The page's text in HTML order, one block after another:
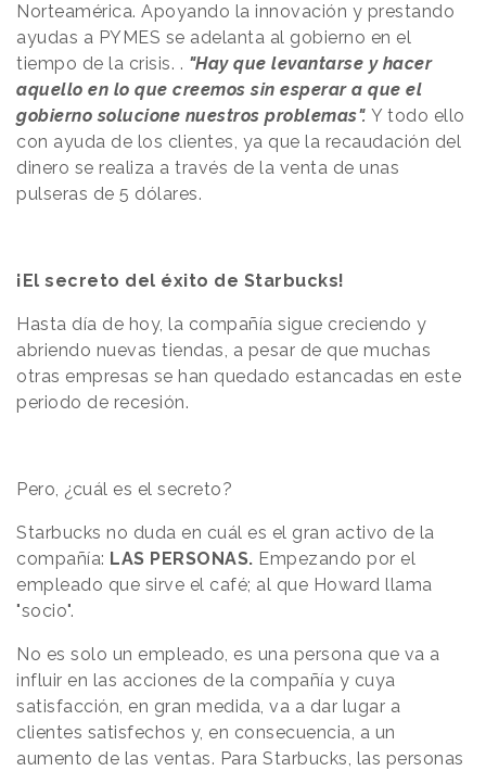
Norteamérica. Apoyando la innovación y prestando
ayudas a PYMES se adelanta al gobierno en el
tiempo de la crisis. . "Hay que levantarse y hacer
aquello en lo que creemos sin esperar a que el
gobierno solucione nuestros problemas". Y todo ello
con ayuda de los clientes, ya que la recaudación del
dinero se realiza a través de la venta de unas
pulseras de 5 dólares.
¡El secreto del éxito de Starbucks!
Hasta día de hoy, la compañía sigue creciendo y
abriendo nuevas tiendas, a pesar de que muchas
otras empresas se han quedado estancadas en este
periodo de recesión.
Pero, ¿cuál es el secreto?
Starbucks no duda en cuál es el gran activo de la
compañía: LAS PERSONAS. Empezando por el
empleado que sirve el café; al que Howard llama
"socio".
No es solo un empleado, es una persona que va a
influir en las acciones de la compañía y cuya
satisfacción, en gran medida, va a dar lugar a
clientes satisfechos y, en consecuencia, a un
aumento de las ventas. Para Starbucks, las personas